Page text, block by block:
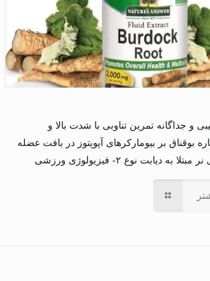
و جداگانه تمرین تناوبی با شدت بالا و
بوقناق بر بیومارکرهای آپوپتوز در بافت عضله
دیابت نوع ۲- فیزیولوژی ورزشی